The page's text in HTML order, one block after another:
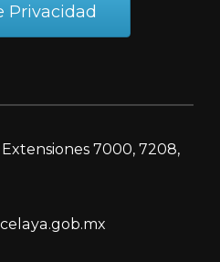
Privacidad
Extensiones 7000, 7208,